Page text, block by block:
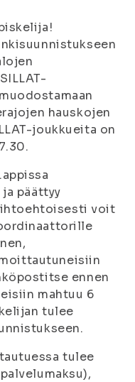
hauskojen
joukkueita on
päättyy
voit
ennen
mahtuu 6
tulee
tulee